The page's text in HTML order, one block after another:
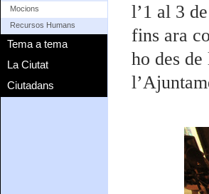
Mocions
Recursos Humans
Tema a tema
La Ciutat
Ciutadans
l’1 al 3
fins ara
ho des